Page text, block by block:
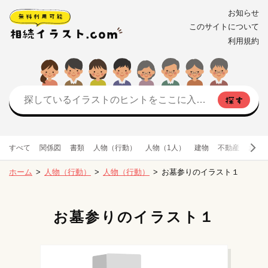
お知らせ
このサイトについて
利用規約
すべて 関係図 書類 人物（行動） 人物（1人） 建物 不動産 お金
ホーム 人物（行動） 人物（行動） お墓参りのイラスト１
お墓参りのイラスト１